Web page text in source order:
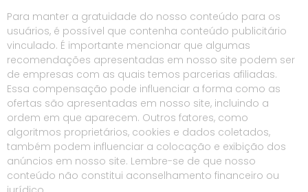
Para manter a gratuidade do nosso conteúdo para os
usuários, é possível que contenha conteúdo publicitário
vinculado. É importante mencionar que algumas
recomendações apresentadas em nosso site podem ser
de empresas com as quais temos parcerias afiliadas.
Essa compensação pode influenciar a forma como as
ofertas são apresentadas em nosso site, incluindo a
ordem em que aparecem. Outros fatores, como
algoritmos proprietários, cookies e dados coletados,
também podem influenciar a colocação e exibição dos
anúncios em nosso site. Lembre-se de que nosso
conteúdo não constitui aconselhamento financeiro ou